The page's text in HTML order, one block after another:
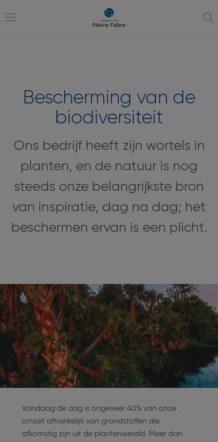
naar
naar
Bescherming van de
biodiversiteit
Ons bedrijf heeft zijn wortels in
planten, en de natuur is nog
steeds onze belangrijkste bron
van inspiratie, dag na dag; het
beschermen ervan is een plicht.
Vandaag de dag is ongeveer 40% van onze
omzet afhankelijk van grondstoffen die
afkomstig zijn uit de plantenwereld. Meer dan